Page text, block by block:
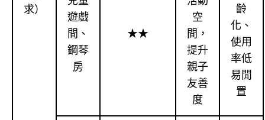
求）
遊戲
間、
鋼琴
房
★★
空
間，
提升
親子
友善
度
齡
化、
使用
率低
易閒
置